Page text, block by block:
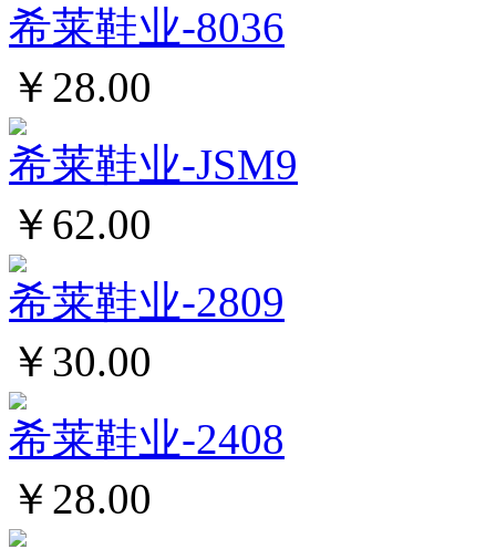
希莱鞋业-8036
￥28.00
希莱鞋业-JSM9
￥62.00
希莱鞋业-2809
￥30.00
希莱鞋业-2408
￥28.00